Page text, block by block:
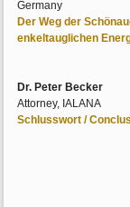
Germany
Der Weg der
enkeltauglichen
Dr. Peter Becker
Attorney, IALANA
Schlusswort /